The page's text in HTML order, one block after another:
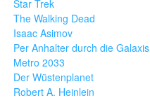
Star Trek
The Walking Dead
Isaac Asimov
Per Anhalter durch die Galaxis
Metro 2033
Der Wüstenplanet
Robert A. Heinlein